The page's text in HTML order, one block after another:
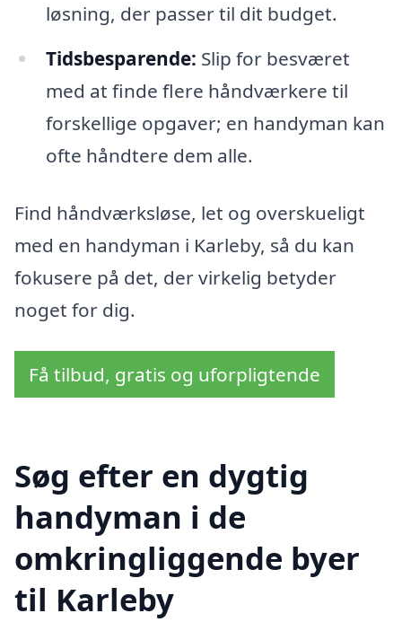
løsning, der passer til dit budget.
Tidsbesparende: Slip for besværet
med at finde flere håndværkere til
forskellige opgaver; en handyman kan
ofte håndtere dem alle.
Find håndværksløse, let og overskueligt
med en handyman i Karleby, så du kan
fokusere på det, der virkelig betyder
noget for dig.
Få tilbud, gratis og uforpligtende
Søg efter en dygtig
handyman i de
omkringliggende byer
til Karleby